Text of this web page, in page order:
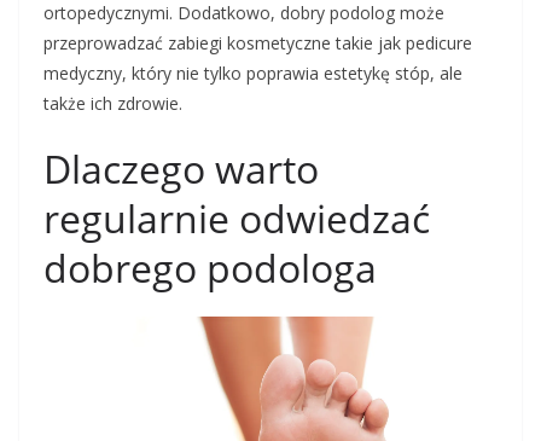
ortopedycznymi. Dodatkowo, dobry podolog może
przeprowadzać zabiegi kosmetyczne takie jak pedicure
medyczny, który nie tylko poprawia estetykę stóp, ale
także ich zdrowie.
Dlaczego warto
regularnie odwiedzać
dobrego podologa